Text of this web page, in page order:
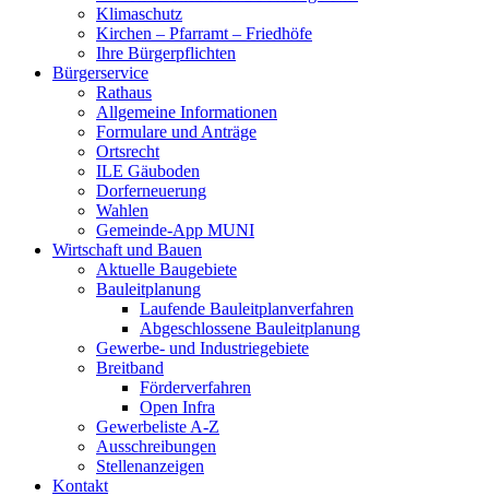
Klimaschutz
Kirchen – Pfarramt – Friedhöfe
Ihre Bürgerpflichten
Bürgerservice
Rathaus
Allgemeine Informationen
Formulare und Anträge
Ortsrecht
ILE Gäuboden
Dorferneuerung
Wahlen
Gemeinde-App MUNI
Wirtschaft und Bauen
Aktuelle Baugebiete
Bauleitplanung
Laufende Bauleitplanverfahren
Abgeschlossene Bauleitplanung
Gewerbe- und Industriegebiete
Breitband
Förderverfahren
Open Infra
Gewerbeliste A-Z
Ausschreibungen
Stellenanzeigen
Kontakt